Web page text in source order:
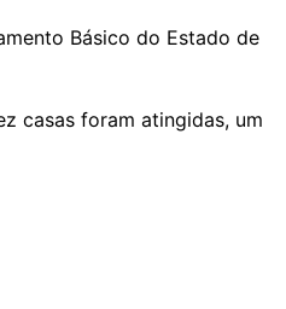
Básico do Estado de
casas foram atingidas, um